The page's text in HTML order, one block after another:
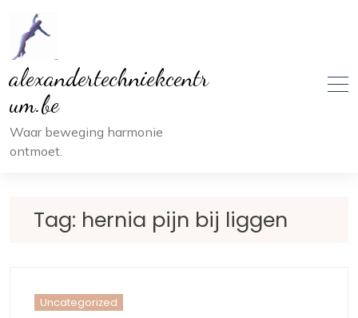
inhoud
alexandertechniekcentr
um.be
Waar beweging harmonie
ontmoet.
Tag: hernia pijn bij liggen
Uncategorized